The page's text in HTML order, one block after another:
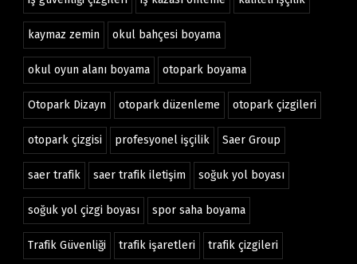
kaymaz zemin okul bahçesi boyama
okul oyun alanı boyama otopark boyama
Otopark Dizayn otopark düzenleme otopark çizgileri
otopark çizgisi profesyonel işçilik Saer Group
saer trafik saer trafik iletişim soğuk yol boyası
soğuk yol çizgi boyası spor saha boyama
Trafik Güvenliği trafik işaretleri trafik çizgileri